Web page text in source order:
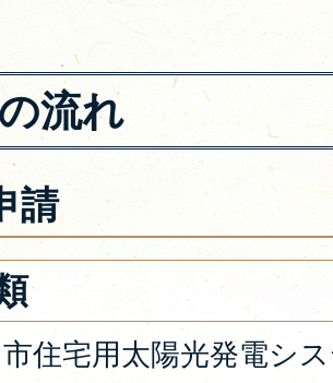
流れ
請
住宅用太陽光発電シ